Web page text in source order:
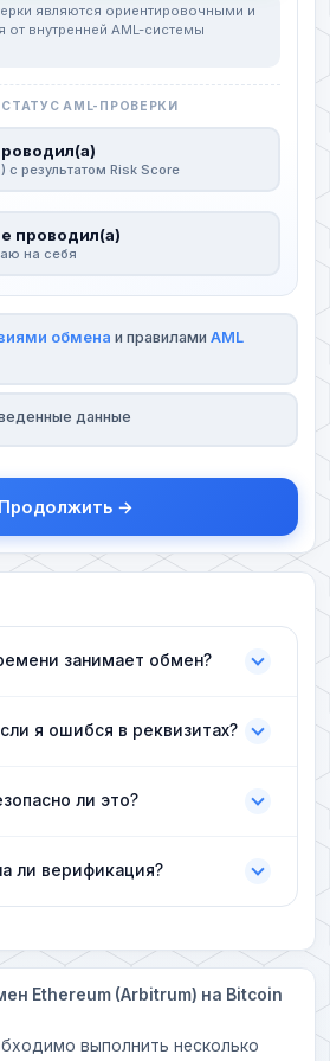
являются ориентировочными и
от внутренней AML-системы
AML-ПРОВЕРКИ
с результатом Risk Score
проводил(а)
на себя
обмена и правилами AML
данные
Продолжить →
занимает обмен?
я ошибся в реквизитах?
ли это?
ли верификация?
Ethereum (Arbitrum) на Bitcoin
выполнить несколько